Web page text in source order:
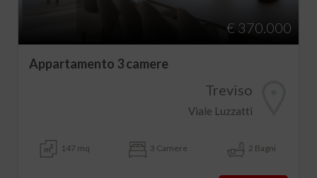
€ 370.000
Appartamento 3 camere
Treviso
Viale Luzzatti
147 mq 3 Camere 2 Bagni